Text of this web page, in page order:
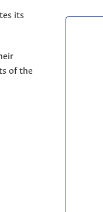
its
of the